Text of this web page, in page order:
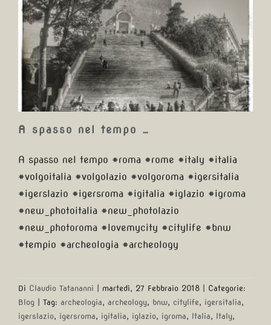
A spasso nel tempo …
A spasso nel tempo …
A spasso nel tempo #roma #rome #italy #italia
#volgoitalia #volgolazio #volgoroma #igersitalia
#igerslazio #igersroma #igitalia #iglazio #igroma
#new_photoitalia #new_photolazio
#new_photoroma #lovemycity #citylife #bnw
#tempio #archeologia #archeology
Di Claudio Tatananni martedì, 27 Febbraio 2018
Categorie:
Blog
Tag: archeologia, archeology, bnw, citylife, igersitalia,
igerslazio, igersroma, igitalia, iglazio, igroma, Italia, Italy,